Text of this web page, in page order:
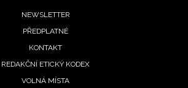
NEWSLETTER
PŘEDPLATNÉ
KONTAKT
REDAKČNÍ ETICKÝ KODEX
VOLNÁ MÍSTA